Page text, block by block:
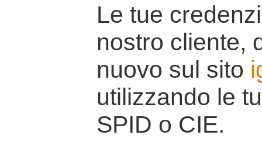
Le tue
nostro cliente,
nuovo sul sito
utilizzando le
SPID o CIE.